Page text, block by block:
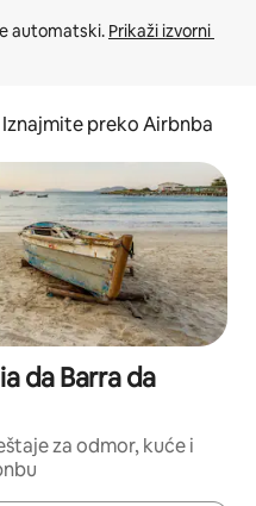
automatski. Prikaži izvorni
Iznajmite preko Airbnba
da Barra da
za odmor, kuće i